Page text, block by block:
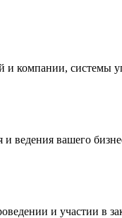
компании, системы
ведения вашего
и участии в